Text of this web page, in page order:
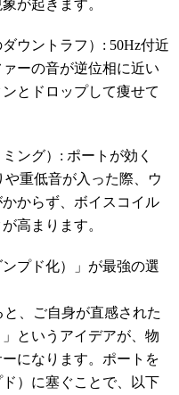
が起きます。
ウントラフ）: 50Hz付近
ーの音が逆位相に近い
とドロップして痩せて
ング）: ポートが効く
重低音が入った際、ウ
からず、ボイスコイル
高まります。
プド化）」が最強の選
、ご自身が直感された
というアイデアが、物
になります。ポートを
）に塞ぐことで、以下